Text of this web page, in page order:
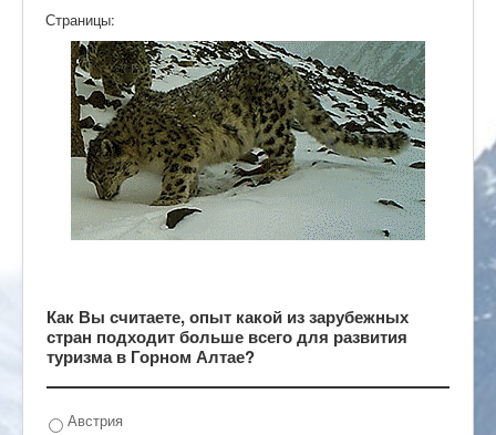
Страницы:
Как Вы считаете, опыт какой из зарубежных
стран подходит больше всего для развития
туризма в Горном Алтае?
Австрия